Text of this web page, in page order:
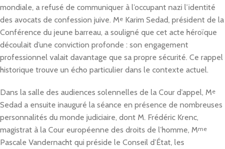
mondiale, a refusé de communiquer à l’occupant nazi l’identité
des avocats de confession juive. Me Karim Sedad, président de la
Conférence du jeune barreau, a souligné que cet acte héroïque
découlait d’une conviction profonde : son engagement
professionnel valait davantage que sa propre sécurité. Ce rappel
historique trouve un écho particulier dans le contexte actuel.
Dans la salle des audiences solennelles de la Cour d’appel, Me
Sedad a ensuite inauguré la séance en présence de nombreuses
personnalités du monde judiciaire, dont M. Frédéric Krenc,
magistrat à la Cour européenne des droits de l’homme, Mme
Pascale Vandernacht qui préside le Conseil d’État, les